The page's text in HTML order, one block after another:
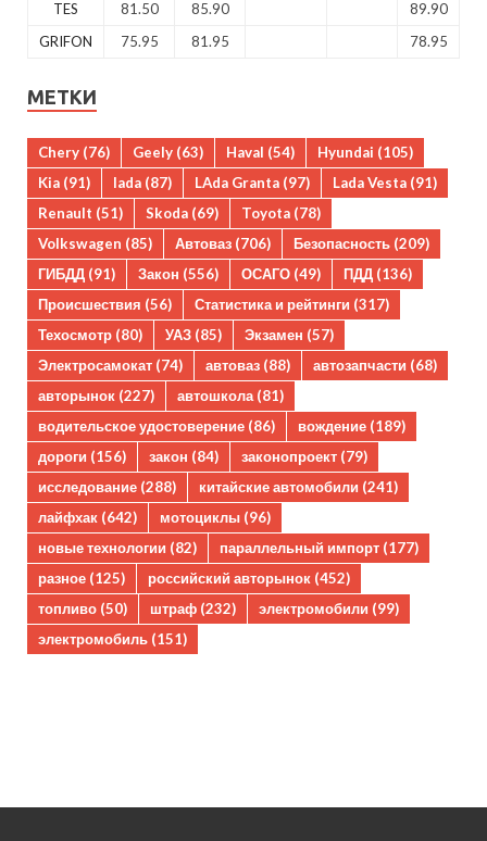
TES
81.50 85.90
89.90
GRIFON
75.95 81.95 78.95
МЕТКИ
Chery (76) Geely (63) Haval (54) Hyundai (105)
Kia (91) lada (87) LAda Granta (97) Lada Vesta (91)
Renault (51) Skoda (69) Toyota (78)
Volkswagen (85) Автоваз (706) Безопасность (209)
ГИБДД (91) Закон (556) ОСАГО (49) ПДД (136)
Происшествия (56) Статистика и рейтинги (317)
Техосмотр (80) УАЗ (85) Экзамен (57)
Электросамокат (74) автоваз (88) автозапчасти (68)
авторынок (227) автошкола (81)
водительское удостоверение (86) вождение (189)
дороги (156) закон (84) законопроект (79)
исследование (288) китайские автомобили (241)
лайфхак (642) мотоциклы (96)
новые технологии (82) параллельный импорт (177)
разное (125) российский авторынок (452)
топливо (50) штраф (232) электромобили (99)
электромобиль (151)